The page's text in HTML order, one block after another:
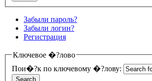
Забыли пароль?
Забыли логин?
Регистрация
Ключевое �?лово
Пои�?к по ключевому �?лову: